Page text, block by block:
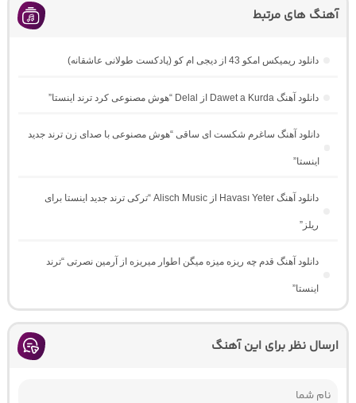
آهنگ های مرتبط
دانلود ریمیکس امکو 43 از دیجی ام کو (پادکست طولانی عاشقانه)
دانلود آهنگ Dawet a Kurda از Delal “هوش مصنوعی کرد ترند اینستا”
دانلود آهنگ ساغرم شکست ای ساقی “هوش مصنوعی با صدای زن ترند جدید
اینستا”
دانلود آهنگ Havası Yeter از Alisch Music “ترکی ترند جدید اینستا برای
ریلز”
دانلود آهنگ ﻗﺪم ﭼﻪ رﻳﺰه ﻣﻴﺰه ﻣﻴﮕﻦ اﻃﻮار ﻣﻴﺮﻳﺰه از آرمین نصرتی “ترند
اینستا”
ارسال نظر برای این آهنگ